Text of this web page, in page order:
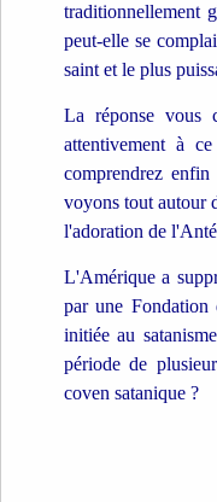
traditionnellement
peut-elle se
saint et le plus
La réponse vous
attentivement à
comprendrez
voyons tout autour
l'adoration de
L'Amérique a
par une Fondation
initiée au
période de
coven satanique ?